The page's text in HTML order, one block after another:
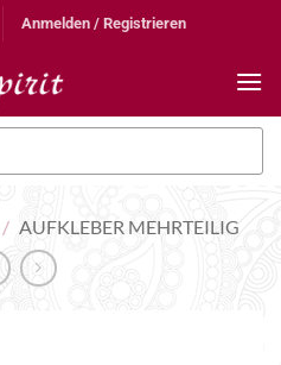
Anmelden / Registrieren
/ AUFKLEBER MEHRTEILIG